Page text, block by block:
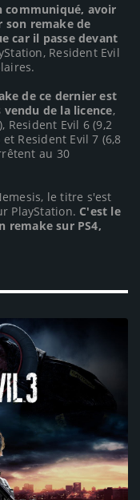
communiqué, avoir
son remake de
car il passe devant
Resident Evil
de ce dernier est
de la licence,
Resident Evil 6 (9,2
Resident Evil 7 (6,8
au 30
le titre s'est
PlayStation. C'est le
remake sur PS4,